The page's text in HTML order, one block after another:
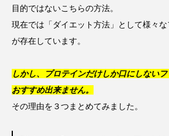
目的ではないこちらの方法。
現在では「ダイエット方法」として様々
が存在しています。
しかし、プロテインだけしか口にしない
おすすめ出来ません。
その理由を３つまとめてみました。